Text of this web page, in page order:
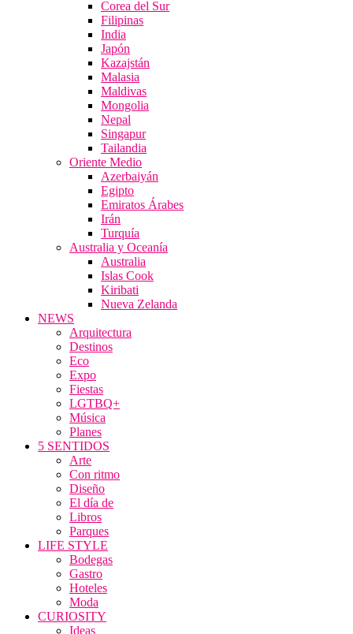
Corea del Sur
Filipinas
India
Japón
Kazajstán
Malasia
Maldivas
Mongolia
Nepal
Singapur
Tailandia
Oriente Medio
Azerbaiyán
Egipto
Emiratos Árabes
Irán
Turquía
Australia y Oceanía
Australia
Islas Cook
Kiribati
Nueva Zelanda
NEWS
Arquitectura
Destinos
Eco
Expo
Fiestas
LGTBQ+
Música
Planes
5 SENTIDOS
Arte
Con ritmo
Diseño
El día de
Libros
Parques
LIFE STYLE
Bodegas
Gastro
Hoteles
Moda
CURIOSITY
Ideas